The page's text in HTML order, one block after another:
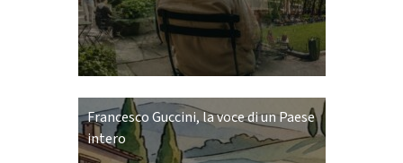
Francesco Guccini, la voce di un Paese
intero